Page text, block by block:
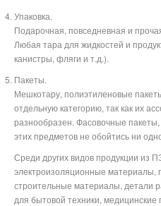
Упаковка.
Подарочная, повседневная и
Любая тара для жидкостей и
канистры, фляги и т.д.).
Пакеты.
Мешкотару, полиэтиленовые
отдельную категорию, так как их
разнообразен. Фасовочные
этих предметов не обойтись ни
Среди других видов продукции из
электроизоляционные материалы,
строительные материалы, детали
для бытовой техники,